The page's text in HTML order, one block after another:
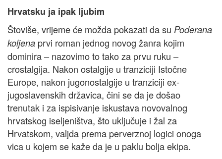
Hrvatsku ja ipak ljubim
Štoviše, vrijeme će možda pokazati da su Poderana
koljena prvi roman jednog novog žanra kojim
dominira – nazovimo to tako za prvu ruku –
crostalgija. Nakon ostalgije u tranziciji Istočne
Europe, nakon jugonostalgije u tranziciji ex-
jugoslavenskih državica, čini se da je došao
trenutak i za ispisivanje iskustava novovalnog
hrvatskog iseljeništva, što uključuje i žal za
Hrvatskom, valjda prema perverznoj logici onoga
vica u kojem se kaže da je u paklu bolja ekipa.